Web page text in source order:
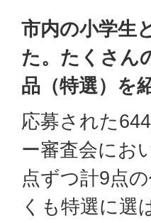
市内の小学生
た。たくさん
品（特選）を
応募された
ー審査会にお
点ずつ計9点
くも特選に選